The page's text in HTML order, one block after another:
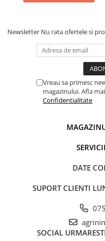
Centuri/chingi
Cleste
Colier / Faseta
Consumabile motofierastrau
Demarouri drujba
Discuri motocoasa
Feronerie si accesorii
Fierastraie manuale
Fire motocoasa
Hranitoare/ Adapatoare
Newsletter Nu rata ofertele si
Vreau sa primesc
magazinului. Afla
Confidentialitate
DATE
SUPORT CLIENTI
SOCIAL